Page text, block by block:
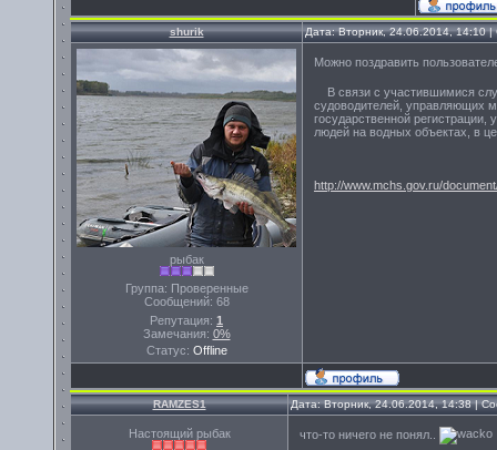
shurik Дата: Вторник, 24.06.2014, 14:10
рыбак
Группа: Проверенные
Сообщений: 68
Репутация: 1
Замечания: 0%
Статус: Offline
Можно поздравить
В связи с участившимися
судоводителей, управляющих
государственной
людей на водных объектах, в
http://www.mchs.gov.ru/
RAMZES1 Дата: Вторник, 24.06.2014, 14:38 |
Настоящий рыбак что-то ничего не понял..